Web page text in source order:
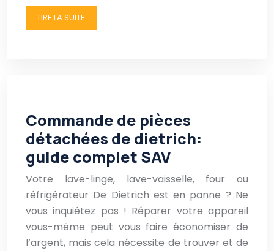
LIRE LA SUITE
Commande de pièces
détachées de dietrich:
guide complet SAV
Votre lave-linge, lave-vaisselle, four ou
réfrigérateur De Dietrich est en panne ? Ne
vous inquiétez pas ! Réparer votre appareil
vous-même peut vous faire économiser de
l’argent, mais cela nécessite de trouver et de